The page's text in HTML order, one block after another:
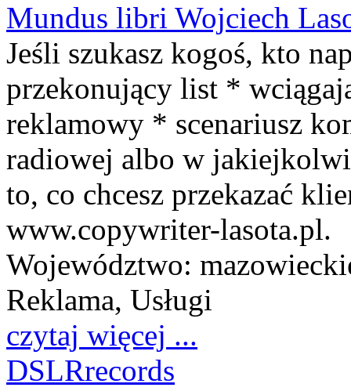
Mundus libri Wojciech
Jeśli szukasz kogoś, kto
przekonujący list *
reklamowy * scenariusz
radiowej albo w
to, co chcesz przekazać
www.copywriter-lasota.pl.
Województwo:
Reklama, Usługi
czytaj więcej ...
DSLRrecords